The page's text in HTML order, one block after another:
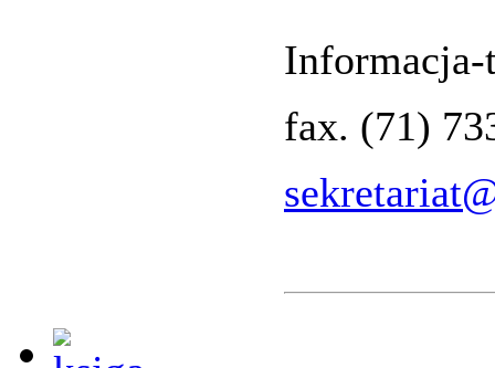
Informacja-
fax. (71)